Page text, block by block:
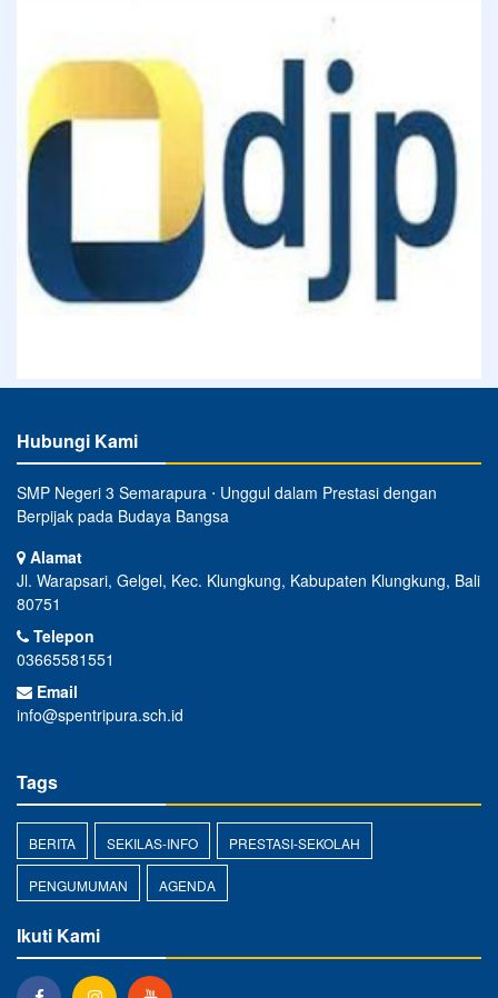
Hubungi Kami
SMP Negeri 3 Semarapura ⋅ Unggul dalam Prestasi dengan
Berpijak pada Budaya Bangsa
Alamat
Jl. Warapsari, Gelgel, Kec. Klungkung, Kabupaten Klungkung, Bali
80751
Telepon
03665581551
Email
info@spentripura.sch.id
Tags
BERITA SEKILAS-INFO PRESTASI-SEKOLAH
PENGUMUMAN AGENDA
Ikuti Kami